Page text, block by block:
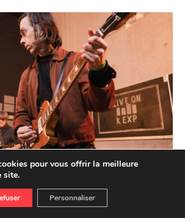
Barrie & Malcolm
KEXP
REGARDER
pour vous offrir la meilleure
site.
Personnaliser